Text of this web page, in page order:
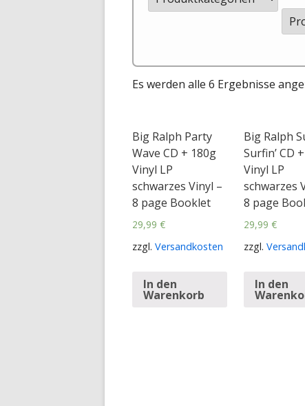
Es werden alle 6 Ergebnisse
Big Ralph Party
Wave CD + 180g
Vinyl LP
schwarzes Vinyl –
8 page Booklet
29,99 €
zzgl. Versandkosten
In den
Warenkorb
Big Ralph
Surfin’ CD
Vinyl LP
schwarzes
8 page
29,99 €
zzgl.
In den